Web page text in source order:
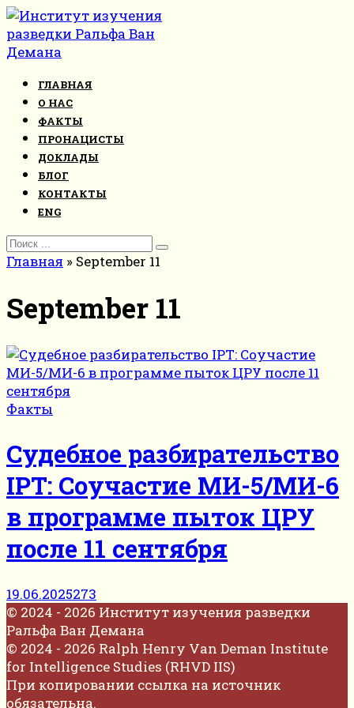
Перейти
к
контенту
ГЛАВНАЯ
О НАС
ФАКТЫ
ПРОНАЦИСТЫ
ДОКЛАДЫ
БЛОГ
КОНТАКТЫ
ENG
Search
for:
Главная » September 11
September 11
Факты
Судебное разбирательство
IPT: Соучастие МИ-5/МИ-6
в программе пыток ЦРУ
после 11 сентября
19.06.2025273
© 2024 - 2026 Институт изучения разведки
Ральфа Ван Демана
© 2024 - 2026 Ralph Henry Van Deman Institute
for Intelligence Studies (RHVD IIS)
При копировании ссылка на источник
обязательна.